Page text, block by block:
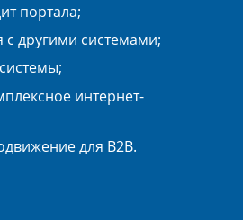
портала;
другими системами;
интернет-
для B2B.